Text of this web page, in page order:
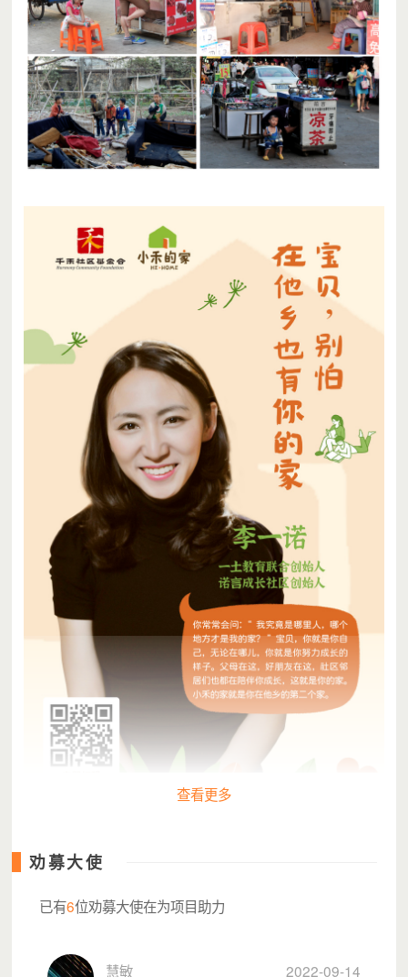
一土教育联合创始人、诺言成长社区创始人李一诺成为小禾的家
长的家。
查看更多
劝募大使
已有6位劝募大使在为项目助力
慧敏 2022-09-14